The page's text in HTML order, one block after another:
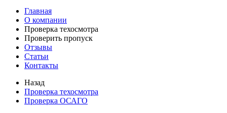
Главная
О компании
Проверка техосмотра
Проверить пропуск
Отзывы
Статьи
Контакты
Назад
Проверка техосмотра
Проверка ОСАГО